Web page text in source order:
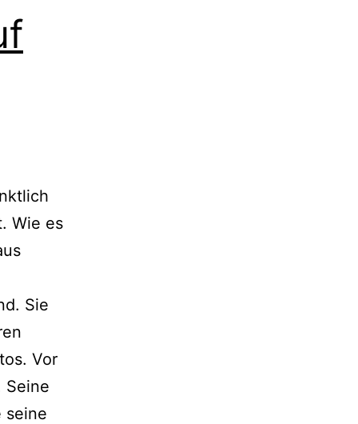
Wie es
Sie
Vor
Seine
seine